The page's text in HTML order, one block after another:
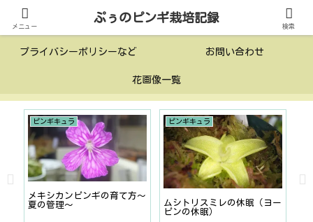
投稿一覧 このサイトについて
プライバシーポリシーなど お問い合わせ
花画像一覧
ピンギキュラ
メキシカンピンギの育て方〜
夏の管理〜
ピンギキュラ
ムシトリスミレの休眠（ヨー
ピンの休眠）
メニュー
ぷぅのピンギ栽培記録
検索